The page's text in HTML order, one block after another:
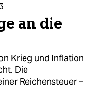
an die
Krieg und Inflation
Die
Reichensteuer –